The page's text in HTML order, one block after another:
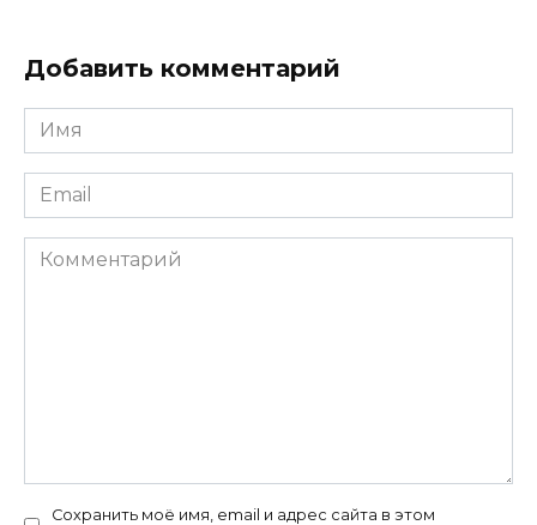
Добавить комментарий
Имя
*
Email
*
Комментарий
Сохранить моё имя, email и адрес сайта в этом